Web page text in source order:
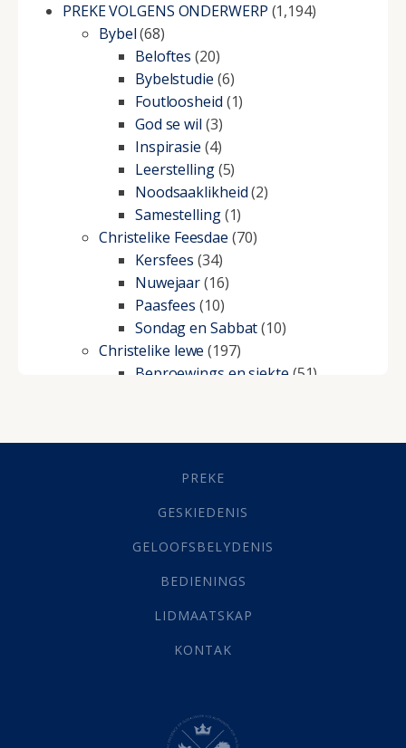
PREKE VOLGENS ONDERWERP (1,194)
Bybel(68)
Beloftes (20)
Bybelstudie (6)
Foutloosheid (1)
God se wil (3)
Inspirasie (4)
Leerstelling(5)
Noodsaaklikheid(2)
Samestelling(1)
Christelike Feesdae (70)
Kersfees (34)
Nuwejaar(16)
Paasfees (10)
Sondag en Sabbat(10)
Christelike lewe (197)
Beproewings en siekte (51)
Geestelike Groei(10)
(21)
Grys Areas(4)
Lewensdoel(3)
Selfondersoek(1)
Werk(22)
(142)
Hemel (31)
PREKE
GESKIEDENIS
GELOOFSBELYDENIS
BEDIENINGS
LIDMAATSKAP
KONTAK